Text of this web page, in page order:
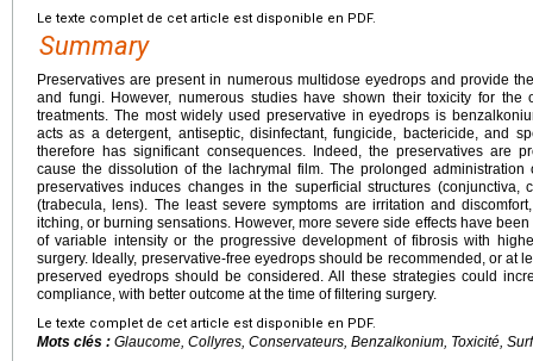
Le texte complet de cet article est disponible en PDF.
Summary
Preservatives are present in numerous multidose eyedrops and provide
and fungi. However, numerous studies have shown their toxicity for the
treatments. The most widely used preservative in eyedrops is
acts as a detergent, antiseptic, disinfectant, fungicide, bactericide, and
therefore has significant consequences. Indeed, the preservatives are
cause the dissolution of the lachrymal film. The prolonged
preservatives induces changes in the superficial structures
(trabecula, lens). The least severe symptoms are irritation and
itching, or burning sensations. However, more severe side effects have
of variable intensity or the progressive development of fibrosis with
surgery. Ideally, preservative-free eyedrops should be recommended, or at
preserved eyedrops should be considered. All these strategies could
compliance, with better outcome at the time of filtering surgery.
Le texte complet de cet article est disponible en PDF.
Mots clés : Glaucome, Collyres, Conservateurs, Benzalkonium, Toxicité,